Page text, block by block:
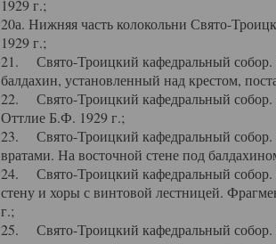
1929 г.;
20а. Нижняя часть колокольни Свято-
1929 г.;
21. Свято-Троицкий кафедральный собор.
балдахин, установленный над крестом,
22. Свято-Троицкий кафедральный собор.
Оттлие Б.Ф. 1929 г.;
23. Свято-Троицкий кафедральный собор.
вратами. На восточной стене под
24. Свято-Троицкий кафедральный собор.
стену и хоры с винтовой лестницей.
г.;
25. Свято-Троицкий кафедральный собор.